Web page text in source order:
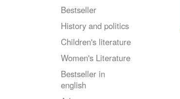
Bestseller
History and politics
Children's literature
Women's Literature
Bestseller in
english